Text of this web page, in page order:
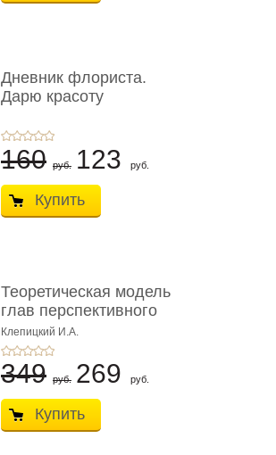
Дневник флориста.
Дарю красоту
160 руб. 123 руб.
Купить
Теоретическая модель
глав перспективного
УК о ...
Клепицкий И.А.
349 руб. 269 руб.
Купить